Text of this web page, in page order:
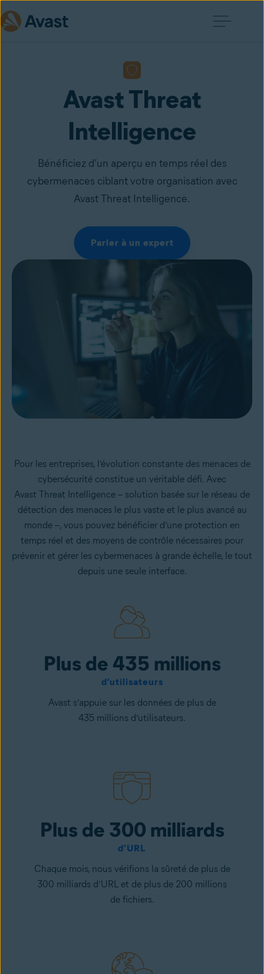
Avast Threat
Intelligence
Bénéficiez d’un aperçu en temps réel des
cybermenaces ciblant votre organisation avec
Avast Threat Intelligence.
Parler à un expert
Pour les entreprises, l’évolution constante des menaces de
cybersécurité constitue un véritable défi. Avec
Avast Threat Intelligence – solution basée sur le réseau de
détection des menaces le plus vaste et le plus avancé au
monde –, vous pouvez bénéficier d’une protection en
temps réel et des moyens de contrôle nécessaires pour
prévenir et gérer les cybermenaces à grande échelle, le tout
depuis une seule interface.
Plus de 435 millions
d’utilisateurs
Avast s’appuie sur les données de plus de
435 millions d’utilisateurs.
Plus de 300 milliards
d’URL
Chaque mois, nous vérifions la sûreté de plus de
300 milliards d’URL et de plus de 200 millions
de fichiers.